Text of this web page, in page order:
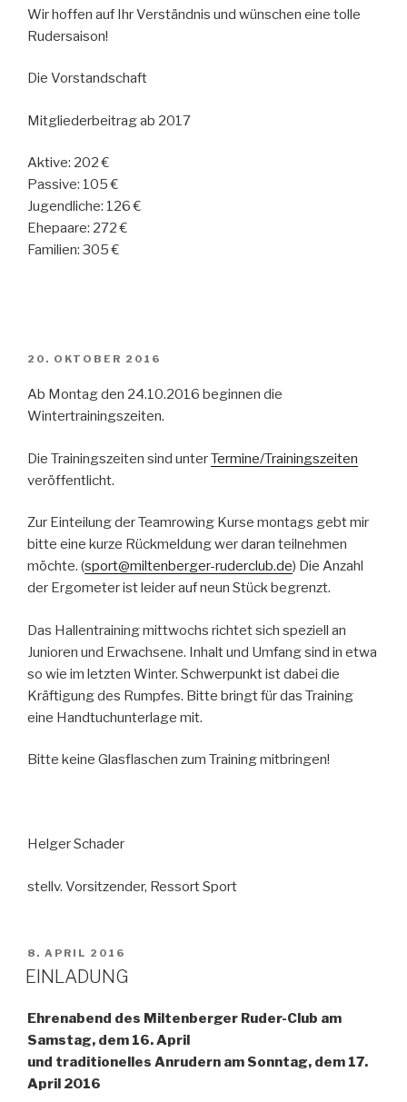
Wir hoffen auf Ihr Verständnis und wünschen eine tolle
Rudersaison!
Die Vorstandschaft
Mitgliederbeitrag ab 2017
Aktive: 202 €
Passive: 105 €
Jugendliche: 126 €
Ehepaare: 272 €
Familien: 305 €
VERÖFFENTLICHT
20. OKTOBER 2016
Ab Montag den 24.10.2016 beginnen die
Wintertrainingszeiten.
Die Trainingszeiten sind unterTermine/Trainingszeiten
veröffentlicht.
Zur Einteilung der Teamrowing Kurse montags gebt mir
bitte eine kurze Rückmeldung wer daran teilnehmen
möchte. (sport@miltenberger-ruderclub.de) Die Anzahl
der Ergometer ist leider auf neun Stück begrenzt.
Das Hallentraining mittwochs richtet sich speziell an
Junioren und Erwachsene. Inhalt und Umfang sind in etwa
so wie im letzten Winter. Schwerpunkt ist dabei die
Kräftigung des Rumpfes. Bitte bringt für das Training
eine Handtuchunterlage mit.
Bitte keine Glasflaschen zum Training mitbringen!
Helger Schader
stellv. Vorsitzender, Ressort Sport
VERÖFFENTLICHT
AM
8. APRIL 2016
EINLADUNG
Ehrenabend des Miltenberger Ruder-Club am
Samstag, dem 16. April
und traditionelles Anrudern am Sonntag, dem 17.
April 2016